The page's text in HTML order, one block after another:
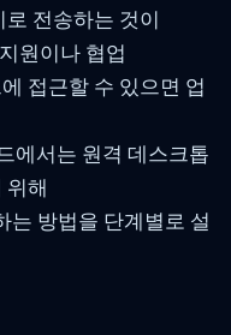
전송하는 것이
원이나 협업
접근할 수 있으면 업
에서는 원격 데스크톱
위해
는 방법을 단계별로 설